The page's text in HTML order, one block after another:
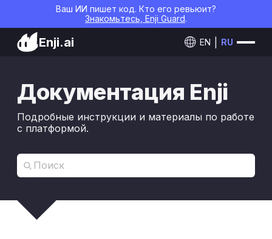
Ваш ИИ пишет код. Кто его ревьюит?
Знакомьтесь, Enji Guard.
Enji.ai EN RU
Документация Enji
Подробные инструкции и материалы по работе
с платформой.